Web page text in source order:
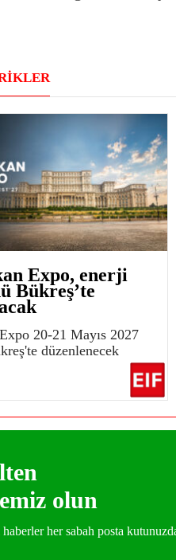
Expo, enerji
Bükreş’te
20-21 Mayıs 2027
düzenlenecek
olun
her sabah posta